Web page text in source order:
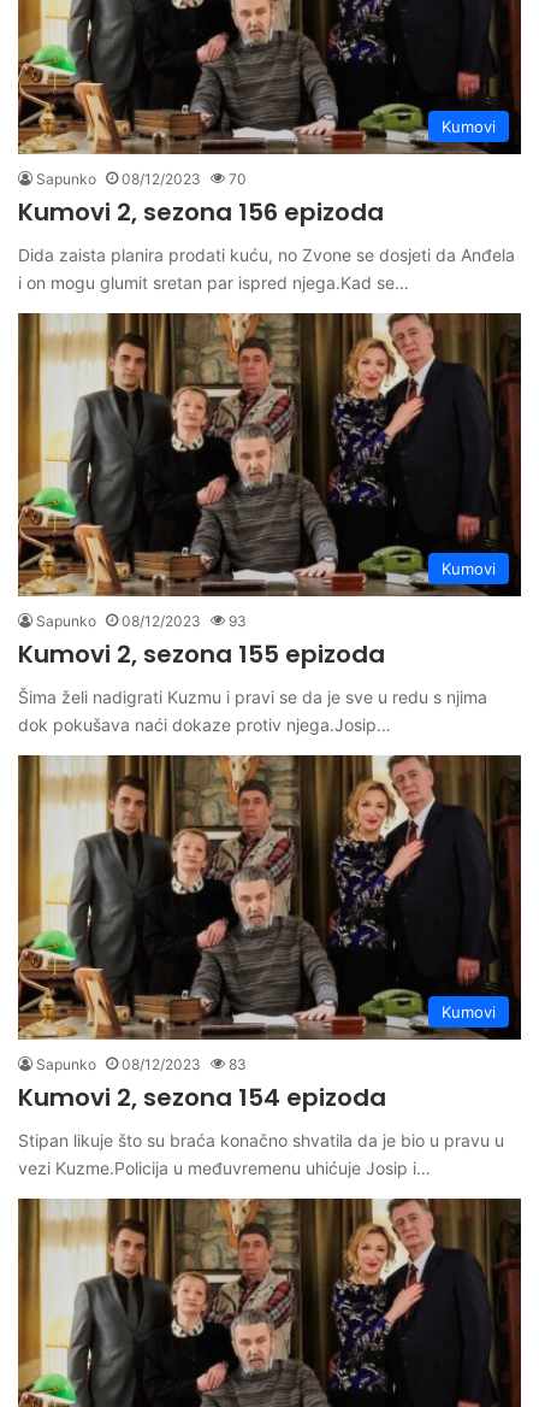
Kumovi
Sapunko 08/12/2023 70
Kumovi 2, sezona 156 epizoda
Dida zaista planira prodati kuću, no Zvone se dosjeti da Anđela
i on mogu glumit sretan par ispred njega.Kad se…
Kumovi
Sapunko 08/12/2023 93
Kumovi 2, sezona 155 epizoda
Šima želi nadigrati Kuzmu i pravi se da je sve u redu s njima
dok pokušava naći dokaze protiv njega.Josip…
Kumovi
Sapunko 08/12/2023 83
Kumovi 2, sezona 154 epizoda
Stipan likuje što su braća konačno shvatila da je bio u pravu u
vezi Kuzme.Policija u međuvremenu uhićuje Josip i…